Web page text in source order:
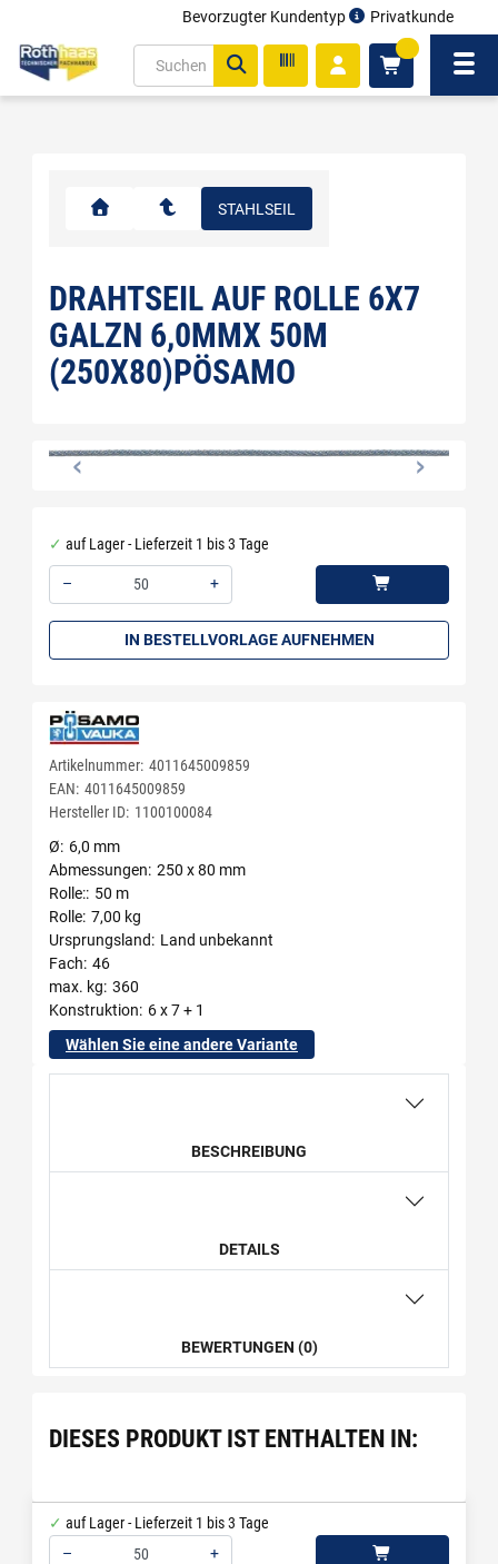
Bevorzugter Kundentyp Privatkunde
STAHLSEIL
DRAHTSEIL AUF ROLLE 6X7
GALZN 6,0MMX 50M
(250X80)PÖSAMO
auf Lager - Lieferzeit 1 bis 3 Tage
–
+
IN BESTELLVORLAGE AUFNEHMEN
Artikelnummer: 4011645009859
EAN: 4011645009859
Hersteller ID: 1100100084
Ø
6,0 mm
Abmessungen 250 x 80 mm
Rolle: 50 m
Rolle 7,00 kg
Ursprungsland
Land unbekannt
Fach 46
max. kg 360
Konstruktion
6 x 7 + 1
Wählen Sie eine andere Variante
BESCHREIBUNG
DETAILS
BEWERTUNGEN (0)
DIESES PRODUKT IST ENTHALTEN IN:
auf Lager - Lieferzeit 1 bis 3 Tage
–
+